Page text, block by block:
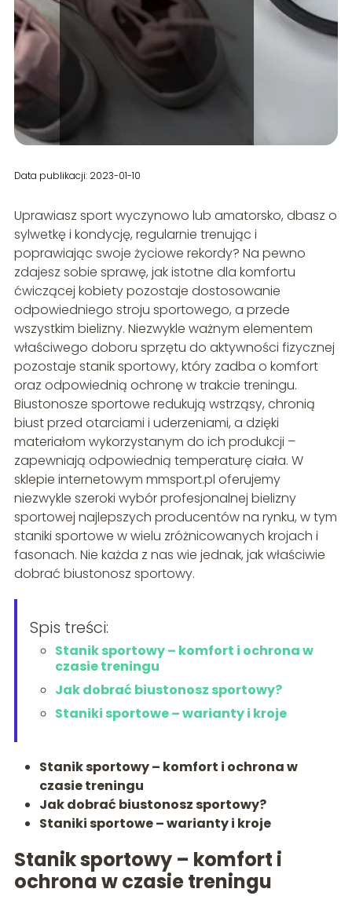
Data publikacji: 2023-01-10
Uprawiasz sport wyczynowo lub amatorsko, dbasz o
sylwetkę i kondycję, regularnie trenując i
poprawiając swoje życiowe rekordy? Na pewno
zdajesz sobie sprawę, jak istotne dla komfortu
ćwiczącej kobiety pozostaje dostosowanie
odpowiedniego stroju sportowego, a przede
wszystkim bielizny. Niezwykle ważnym elementem
właściwego doboru sprzętu do aktywności fizycznej
pozostaje stanik sportowy, który zadba o komfort
oraz odpowiednią ochronę w trakcie treningu.
Biustonosze sportowe redukują wstrząsy, chronią
biust przed otarciami i uderzeniami, a dzięki
materiałom wykorzystanym do ich produkcji –
zapewniają odpowiednią temperaturę ciała. W
sklepie internetowym mmsport.pl oferujemy
niezwykle szeroki wybór profesjonalnej bielizny
sportowej najlepszych producentów na rynku, w tym
staniki sportowe w wielu zróżnicowanych krojach i
fasonach. Nie każda z nas wie jednak, jak właściwie
dobrać biustonosz sportowy.
Spis treści:
Stanik sportowy – komfort i ochrona w
czasie treningu
Jak dobrać biustonosz sportowy?
Staniki sportowe – warianty i kroje
Stanik sportowy – komfort i ochrona w
czasie treningu
Jak dobrać biustonosz sportowy?
Staniki sportowe – warianty i kroje
Stanik sportowy – komfort i
ochrona w czasie treningu